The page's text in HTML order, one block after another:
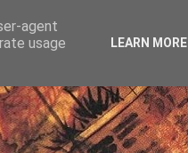
agent
usage
LEARN MORE